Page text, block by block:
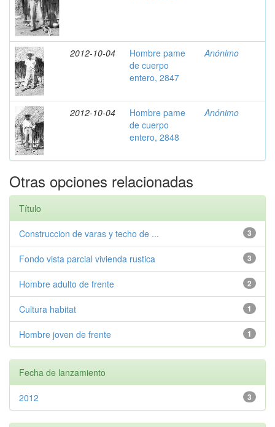
2012-10-04
Hombre pame
de cuerpo
entero, 2847
Anónimo
2012-10-04
Hombre pame
de cuerpo
entero, 2848
Anónimo
Otras opciones relacionadas
Título
3
Construccion de varas y techo de ...
3
Fondo vista parcial vivienda rustica
2
Hombre adulto de frente
1
Cultura habitat
1
Hombre joven de frente
Fecha de lanzamiento
3
2012